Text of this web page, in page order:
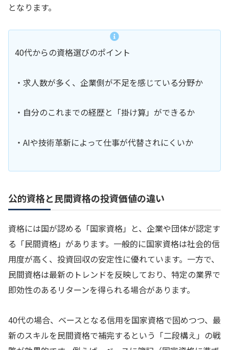
となります。
40代からの資格選びのポイント
・求人数が多く、企業側が不足を感じている分野か
・自分のこれまでの経歴と「掛け算」ができるか
・AIや技術革新によって仕事が代替されにくいか
公的資格と民間資格の投資価値の違い
資格には国が認める「国家資格」と、企業や団体が認定す
る「民間資格」があります。一般的に国家資格は社会的信
用度が高く、投資回収の安定性に優れています。一方で、
民間資格は最新のトレンドを反映しており、特定の業界で
即効性のあるリターンを得られる場合があります。
40代の場合、ベースとなる信用を国家資格で固めつつ、最
新のスキルを民間資格で補完するという「二段構え」の戦